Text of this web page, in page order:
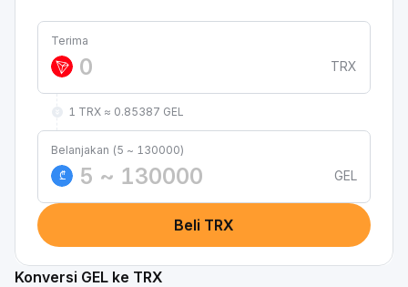
Terima
TRX
1 TRX ≈ 0.85387 GEL
Belanjakan (5 ~ 130000)
₾
GEL
Beli TRX
Konversi GEL ke TRX